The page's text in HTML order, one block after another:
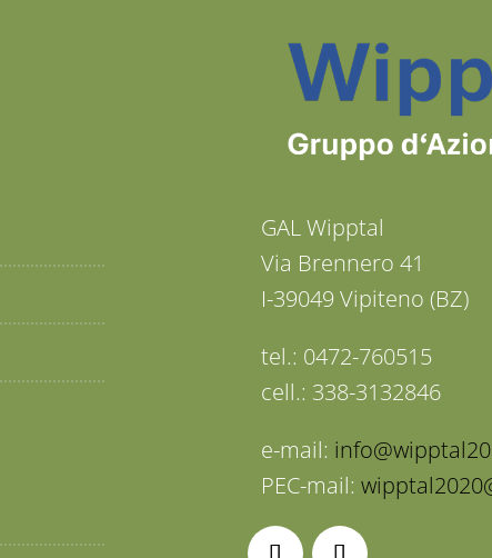
GAL Wipptal
Via Brennero 41
I-39049 Vipiteno (BZ)
tel.: 0472-760515
cell.: 338-3132846
e-mail:
PEC-mail: